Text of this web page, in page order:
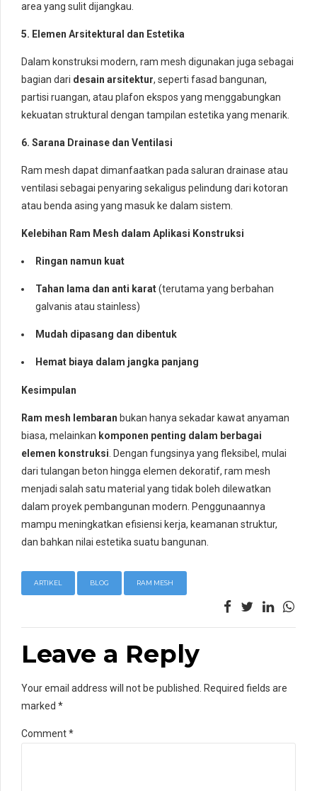
area yang sulit dijangkau.
5. Elemen Arsitektural dan Estetika
Dalam konstruksi modern, ram mesh digunakan juga sebagai
bagian dari desain arsitektur, seperti fasad bangunan,
partisi ruangan, atau plafon ekspos yang menggabungkan
kekuatan struktural dengan tampilan estetika yang menarik.
6. Sarana Drainase dan Ventilasi
Ram mesh dapat dimanfaatkan pada saluran drainase atau
ventilasi sebagai penyaring sekaligus pelindung dari kotoran
atau benda asing yang masuk ke dalam sistem.
Kelebihan Ram Mesh dalam Aplikasi Konstruksi
Ringan namun kuat
Tahan lama dan anti karat(terutama yang berbahan
galvanis atau stainless)
Mudah dipasang dan dibentuk
Hemat biaya dalam jangka panjang
Kesimpulan
Ram mesh lembaran bukan hanya sekadar kawat anyaman
biasa, melainkan komponen penting dalam berbagai
elemen konstruksi . Dengan fungsinya yang fleksibel, mulai
dari tulangan beton hingga elemen dekoratif, ram mesh
menjadi salah satu material yang tidak boleh dilewatkan
dalam proyek pembangunan modern. Penggunaannya
mampu meningkatkan efisiensi kerja, keamanan struktur,
dan bahkan nilai estetika suatu bangunan.
ARTIKEL BLOG RAM MESH
Leave a Reply
Your email address will not be published. Required fields are
marked *
Comment*